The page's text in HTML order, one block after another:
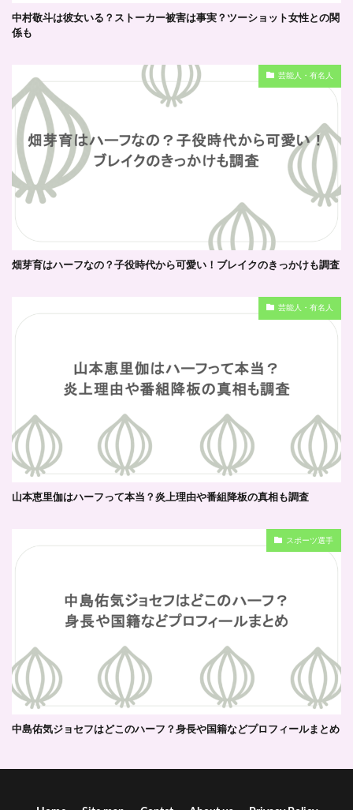
中村敬斗は彼女いる？ストーカー被害は事実？ツーショット女性との関
係も
芸能人・有名人
畑芽育はハーフなの？子役時代から可愛い！ブレイクのきっかけも調査
芸能人・有名人
山本恵里伽はハーフって本当？炎上理由や番組降板の真相も調査
スポーツ選手
中島佑気ジョセフはどこのハーフ？身長や国籍などプロフィールまとめ